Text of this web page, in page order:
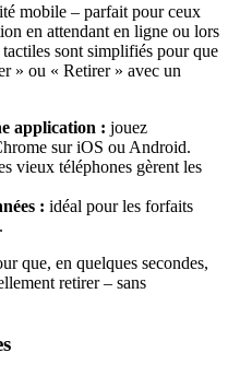
mobile – parfait pour ceux
en attendant en ligne ou lors
sont simplifiés pour que
» ou « Retirer » avec un
application : jouez
sur iOS ou Android.
vieux téléphones gèrent les
: idéal pour les forfaits
que, en quelques secondes,
retirer – sans